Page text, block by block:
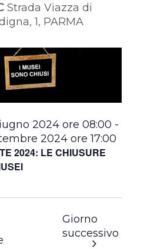
Strada Viazza di
1, PARMA
2024: LE CHIUSURE
2024 ore 08:00 -
2024 ore 17:00
Giorno
successivo